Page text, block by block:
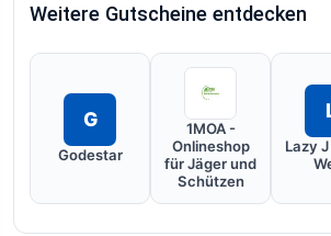
Weitere Gutscheine entdecken
G
Godestar
1MOA -
Onlineshop
für Jäger und
Schützen
Lazy